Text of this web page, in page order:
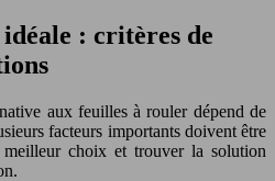
: critères de
aux feuilles à rouler dépend de
facteurs importants doivent être
choix et trouver la solution